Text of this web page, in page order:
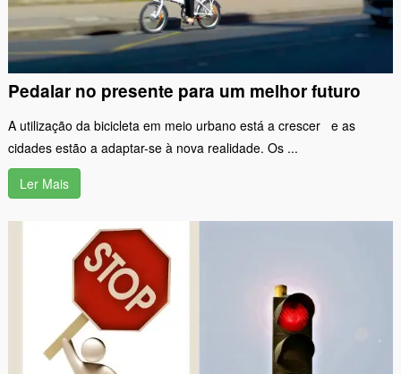
Pedalar no presente para um melhor futuro
A utilização da bicicleta em meio urbano está a crescer e as
cidades estão a adaptar-se à nova realidade. Os ...
Ler Mais